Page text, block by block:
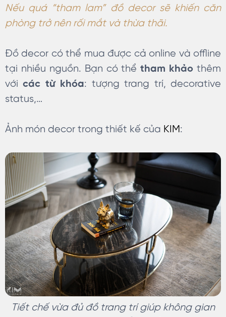
Nếu quá “tham lam” đồ decor sẽ khiến căn
phòng trở nên rối mắt và thừa thãi.
Đồ decor có thể mua được cả online và offline
tại nhiều nguồn. Bạn có thểtham khảo thêm
vớicác từ khóa: tượng trang trí, decorative
status,…
Ảnh món decor trong thiết kế của KIM:
Tiết chế vừa đủ đồ trang trí giúp không gian